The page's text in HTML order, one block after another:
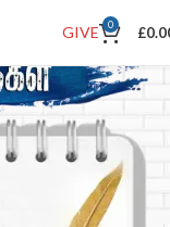
GIVE 0 £